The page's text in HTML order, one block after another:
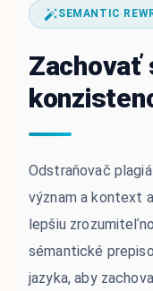
SEMANTIC
Zachovať
Odstraňovač
význam a kontext
lepšiu
sémantické
jazyka, aby